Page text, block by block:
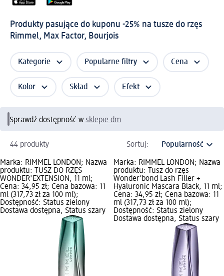
Produkty pasujące do kuponu -25% na tusze do rzęs
Rimmel, Max Factor, Bourjois
Kategorie Popularne filtry Cena
Kolor Skład Efekt
Sprawdź dostępność w sklepie dm
44 produkty Sortuj:
Marka: RIMMEL LONDON; Nazwa
produktu: TUSZ DO RZĘS
WONDER'EXTENSION, 11 ml;
Cena: 34,95 zł; Cena bazowa: 11
ml (317,73 zł za 100 ml);
Dostępność: Status zielony
Dostawa dostępna, Status szary
Marka: RIMMEL LONDON; Nazwa
produktu: Tusz do rzęs
Wonder’bond Lash Filler +
Hyaluronic Mascara Black, 11 ml;
Cena: 34,95 zł; Cena bazowa: 11
ml (317,73 zł za 100 ml);
Dostępność: Status zielony
Dostawa dostępna, Status szary